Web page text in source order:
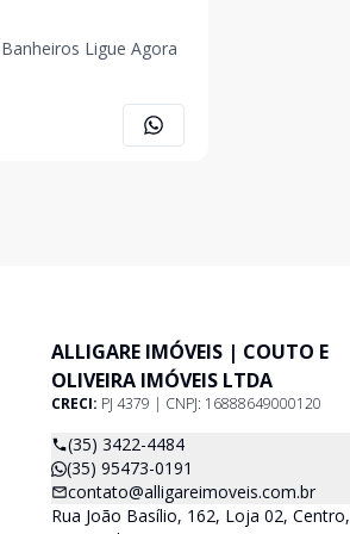
ALLIGARE IMÓVEIS | COUTO E
OLIVEIRA IMÓVEIS LTDA
CRECI: PJ 4379 | CNPJ: 16888649000120
(35) 3422-4484
(35) 95473-0191
contato@alligareimoveis.com.br
Rua João Basílio, 162, Loja 02, Centro,